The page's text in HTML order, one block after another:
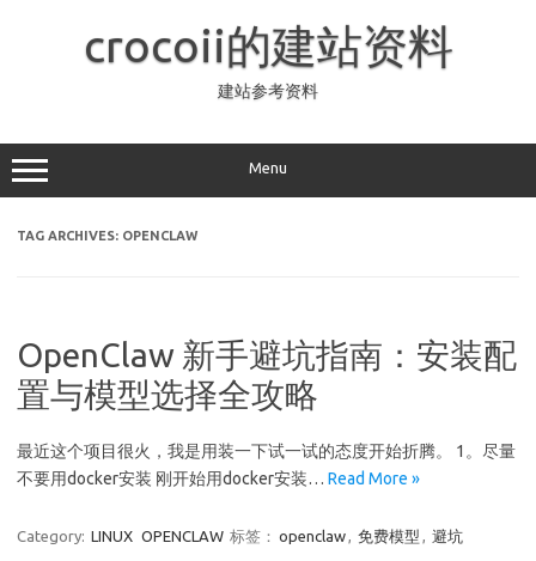
crocoii的建站资料
建站参考资料
Menu
TAG ARCHIVES: OPENCLAW
OpenClaw 新手避坑指南：安装配
置与模型选择全攻略
最近这个项目很火，我是用装一下试一试的态度开始折腾。 1。尽量
不要用docker安装 刚开始用docker安装… Read More »
Category: LINUX OPENCLAW 标签： openclaw, 免费模型 , 避坑